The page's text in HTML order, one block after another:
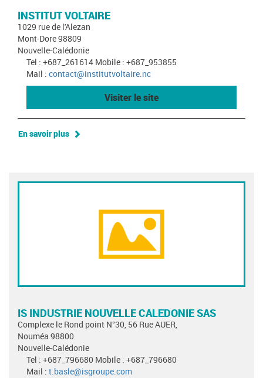
INSTITUT VOLTAIRE
1029 rue de l'Alezan
Mont-Dore 98809
Nouvelle-Calédonie
Tel : +687_261614 Mobile : +687_953855
Mail : contact@institutvoltaire.nc
Visiter le site
En savoir plus
IS INDUSTRIE NOUVELLE CALEDONIE SAS
Complexe le Rond point N°30, 56 Rue AUER,
Nouméa 98800
Nouvelle-Calédonie
Tel : +687_796680 Mobile : +687_796680
Mail : t.basle@isgroupe.com